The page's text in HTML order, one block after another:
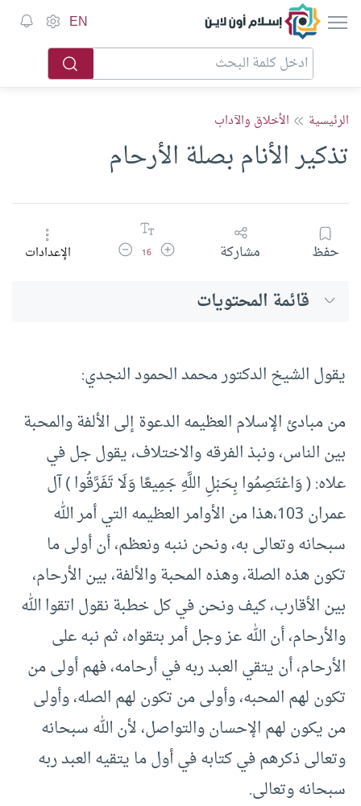
إسلام أون لاين EN
الرئيسية الأخلاق والآداب
تذكير الأنام بصلة الأرحام
حفظ مشاركة زيادة حجم الخط
16 تقليل حجم الخطالإعدادات
قائمة المحتويات
يقول الشيخ الدكتور محمد الحمود النجدي:
من مبادئ الإسلام العظيمه الدعوة إلى الألفة والمحبة
بين الناس، ونبذ الفرقه والاختلاف، يقول جل في
علاه: ( وَاعْتَصِمُوا بِحَبْلِ اللَّهِ جَمِيعًا وَلَا تَفَرَّقُوا ) آل
عمران 103،هذا من الأوامر العظيمه التي أمر الله
سبحانه وتعالى به، ونحن ننبه ونعظم، أن أولى ما
تكون هذه الصلة، وهذه المحبة والألفة، بين الأرحام،
بين الأقارب، كيف ونحن في كل خطبة نقول اتقوا الله
والأرحام، أن الله عز وجل أمر بتقواه، ثم نبه على
الأرحام، أن يتقي العبد ربه في أرحامه، فهم أولى من
تكون لهم المحبه، وأولى من تكون لهم الصله، وأولى
من يكون لهم الإحسان والتواصل، لأن الله سبحانه
وتعالى ذكرهم في كتابه في أول ما يتقيه العبد ربه
سبحانه وتعالى.